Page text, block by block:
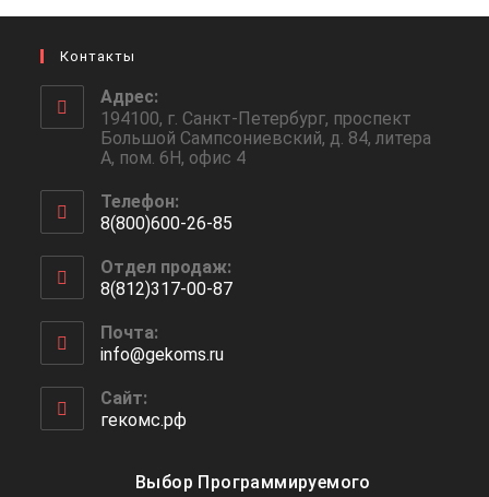
Контакты
Адрес:
194100, г. Санкт-Петербург, проспект
Большой Сампсониевский, д. 84, литера
А, пом. 6Н, офис 4
Телефон:
8(800)600-26-85
Отдел продаж:
8(812)317-00-87
Почта:
info@gekoms.ru
Сайт:
гекомс.рф
Выбор Программируемого